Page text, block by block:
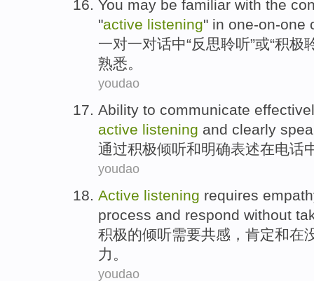
You may be familiar with the
"active listening" in one-on-one
一对一对话中“反思聆听”或“积极
熟悉。
youdao
Ability to communicate
active listening and clearly
通过积极倾听和明确表述在电话
youdao
Active listening requires
process and respond without
积极的倾听需要共感 ， 肯定和在
力 。
youdao